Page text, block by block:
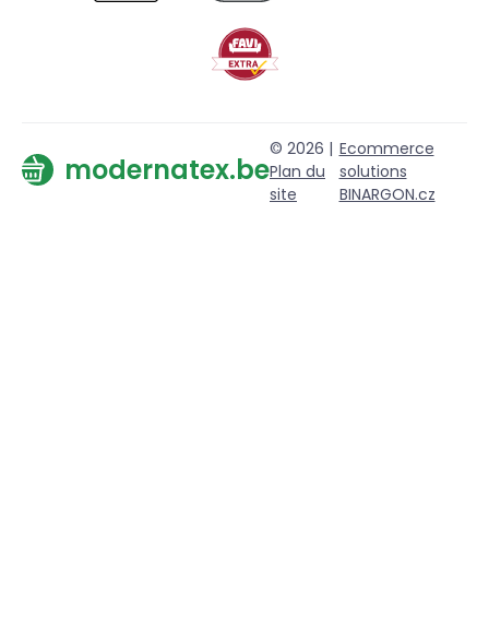
modernatex.be
© 2026 |
Plan du
site
Ecommerce
solutions
BINARGON.cz